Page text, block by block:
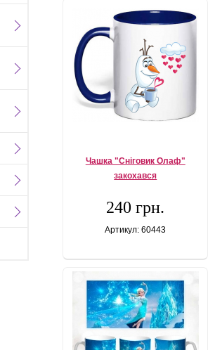
Чашка "Сніговик Олаф"
закохався
240 грн.
Артикул: 60443